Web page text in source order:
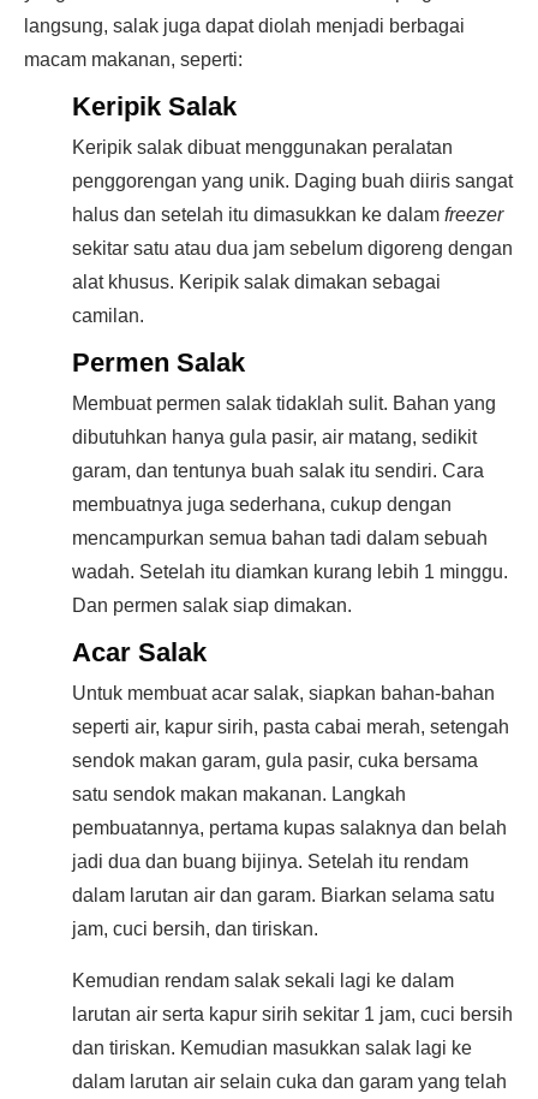
langsung, salak juga dapat diolah menjadi berbagai
macam makanan, seperti:
Keripik Salak
Keripik salak dibuat menggunakan peralatan
penggorengan yang unik. Daging buah diiris sangat
halus dan setelah itu dimasukkan ke dalam freezer
sekitar satu atau dua jam sebelum digoreng dengan
alat khusus. Keripik salak dimakan sebagai
camilan.
Permen Salak
Membuat permen salak tidaklah sulit. Bahan yang
dibutuhkan hanya gula pasir, air matang, sedikit
garam, dan tentunya buah salak itu sendiri. Cara
membuatnya juga sederhana, cukup dengan
mencampurkan semua bahan tadi dalam sebuah
wadah. Setelah itu diamkan kurang lebih 1 minggu.
Dan permen salak siap dimakan.
Acar Salak
Untuk membuat acar salak, siapkan bahan-bahan
seperti air, kapur sirih, pasta cabai merah, setengah
sendok makan garam, gula pasir, cuka bersama
satu sendok makan makanan. Langkah
pembuatannya, pertama kupas salaknya dan belah
jadi dua dan buang bijinya. Setelah itu rendam
dalam larutan air dan garam. Biarkan selama satu
jam, cuci bersih, dan tiriskan.
Kemudian rendam salak sekali lagi ke dalam
larutan air serta kapur sirih sekitar 1 jam, cuci bersih
dan tiriskan. Kemudian masukkan salak lagi ke
dalam larutan air selain cuka dan garam yang telah